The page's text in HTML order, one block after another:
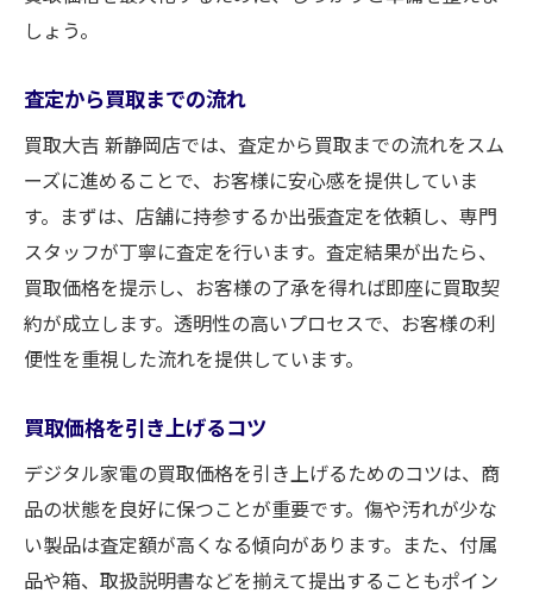
しょう。
査定から買取までの流れ
買取大吉 新静岡店では、査定から買取までの流れをスム
ーズに進めることで、お客様に安心感を提供していま
す。まずは、店舗に持参するか出張査定を依頼し、専門
スタッフが丁寧に査定を行います。査定結果が出たら、
買取価格を提示し、お客様の了承を得れば即座に買取契
約が成立します。透明性の高いプロセスで、お客様の利
便性を重視した流れを提供しています。
買取価格を引き上げるコツ
デジタル家電の買取価格を引き上げるためのコツは、商
品の状態を良好に保つことが重要です。傷や汚れが少な
い製品は査定額が高くなる傾向があります。また、付属
品や箱、取扱説明書などを揃えて提出することもポイン